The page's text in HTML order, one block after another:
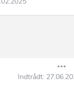
Indtrådt: